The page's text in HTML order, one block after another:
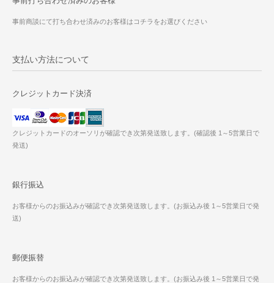
事前商談にて打ち合わせ済みのお客様はコチラをお選びください
支払い方法について
クレジットカード決済
クレジットカードのオーソリが確認でき次第発送致します。(確認後 1～5営業日で
発送)
銀行振込
お客様からのお振込みが確認でき次第発送致します。(お振込み後 1～5営業日で発
送)
郵便振替
お客様からのお振込みが確認でき次第発送致します。(お振込み後 1～5営業日で発